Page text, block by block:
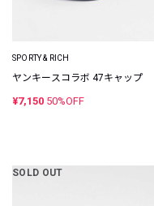
SPORTY & RICH
ヤンキースコラボ 47キャップ
¥7,150 50%OFF
SOLD OUT